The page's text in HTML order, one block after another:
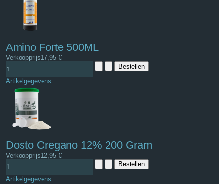
Amino Forte 500ML
Verkoopprijs17,95 €
Artikelgegevens
Dosto Oregano 12% 200 Gram
Verkoopprijs12,95 €
Artikelgegevens